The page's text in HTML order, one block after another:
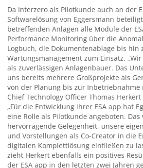
Da Interzero als Pilotkunde auch an der
Softwarelösung von Eggersmann
betreffenden Anlagen alle Module der
Performance Monitoring über die
Logbuch, die Dokumentenablage bis hin
Wartungsmanagement zum Einsatz.
als zuverlässigen Anlagenbauer. Das
uns bereits mehrere Großprojekte als
von der Planung bis zur
Chief Technology Officer Thomas
„Für die Entwicklung ihrer ESA app hat
eine Rolle als Pilotkunde angeboten.
hervorragende Gelegenheit, unsere
und Vorstellungen als Co-Creator in die
digitalen Komplettlösung einfließen zu
zieht Herkert ebenfalls ein positives
der ESA app in den letzten zwei Jahren